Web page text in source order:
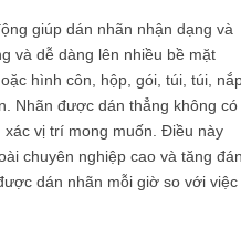
giúp dán nhãn nhận dạng và
và dễ dàng lên nhiều bề mặt
hình côn, hộp, gói, túi, túi,
Nhãn được dán thẳng không có
vị trí mong muốn. Điều này
chuyên nghiệp cao và tăng
dán nhãn mỗi giờ so với việc